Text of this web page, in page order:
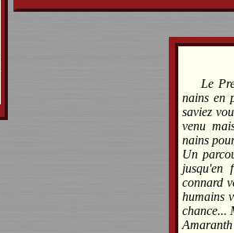
Le
nains en
saviez
venu
nains
Un
jusqu'en
connard
humains
chance...